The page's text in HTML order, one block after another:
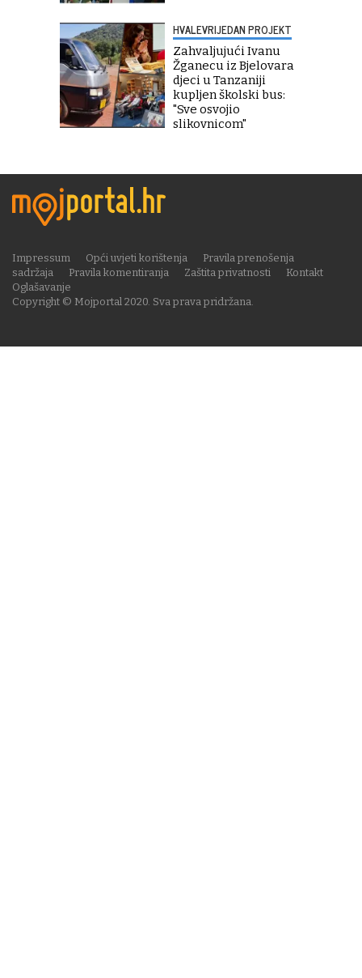
HVALEVRIJEDAN PROJEKT
Zahvaljujući Ivanu
Žganecu iz Bjelovara
djeci u Tanzaniji
kupljen školski bus:
"Sve osvojio
slikovnicom"
Copyright © Mojportal 2020. Sva prava pridržana.
Impressum Opći uvjeti korištenja
Pravila prenošenja
sadržaja
Pravila komentiranja Zaštita privatnosti
Kontakt
Oglašavanje